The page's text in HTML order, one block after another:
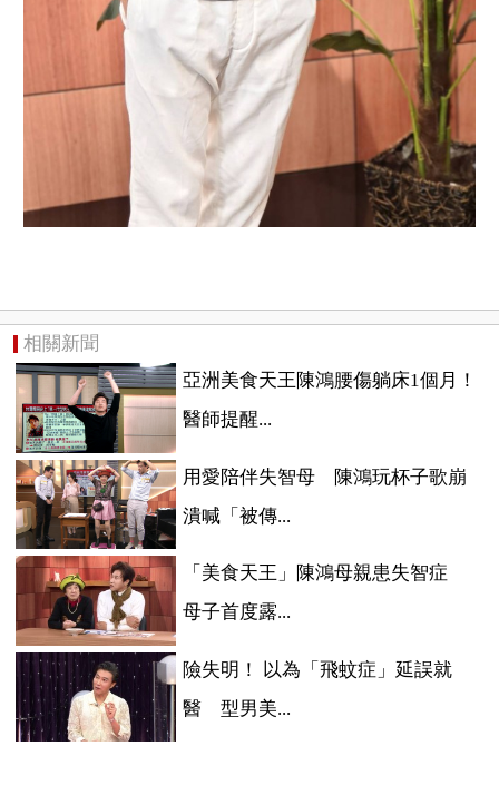
相關新聞
亞洲美食天王陳鴻腰傷躺床1個月！
醫師提醒...
用愛陪伴失智母 陳鴻玩杯子歌崩
潰喊「被傳...
「美食天王」陳鴻母親患失智症
母子首度露...
險失明！ 以為「飛蚊症」延誤就
醫 型男美...